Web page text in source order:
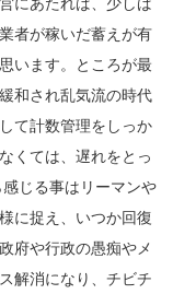
者が稼いだ蓄えが有
います。ところが最
和され乱気流の時代
て計数管理をしっか
くては、遅れをとっ
じる事はリーマンや
に捉え、いつか回復
府や行政の愚痴やメ
解消になり、チビチ